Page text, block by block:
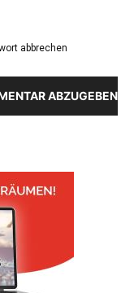
abbrechen
ABZUGEBEN